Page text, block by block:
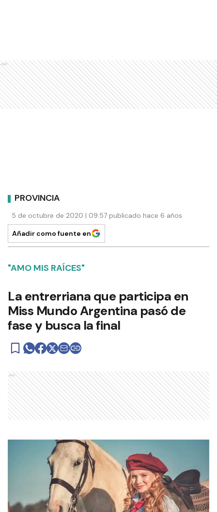
Ads
PROVINCIA
5 de octubre de 2020 | 09:57 publicado hace 6 años
Añadir como fuente en
"AMO MIS RAÍCES"
La entrerriana que participa en
Miss Mundo Argentina pasó de
fase y busca la final
Ads